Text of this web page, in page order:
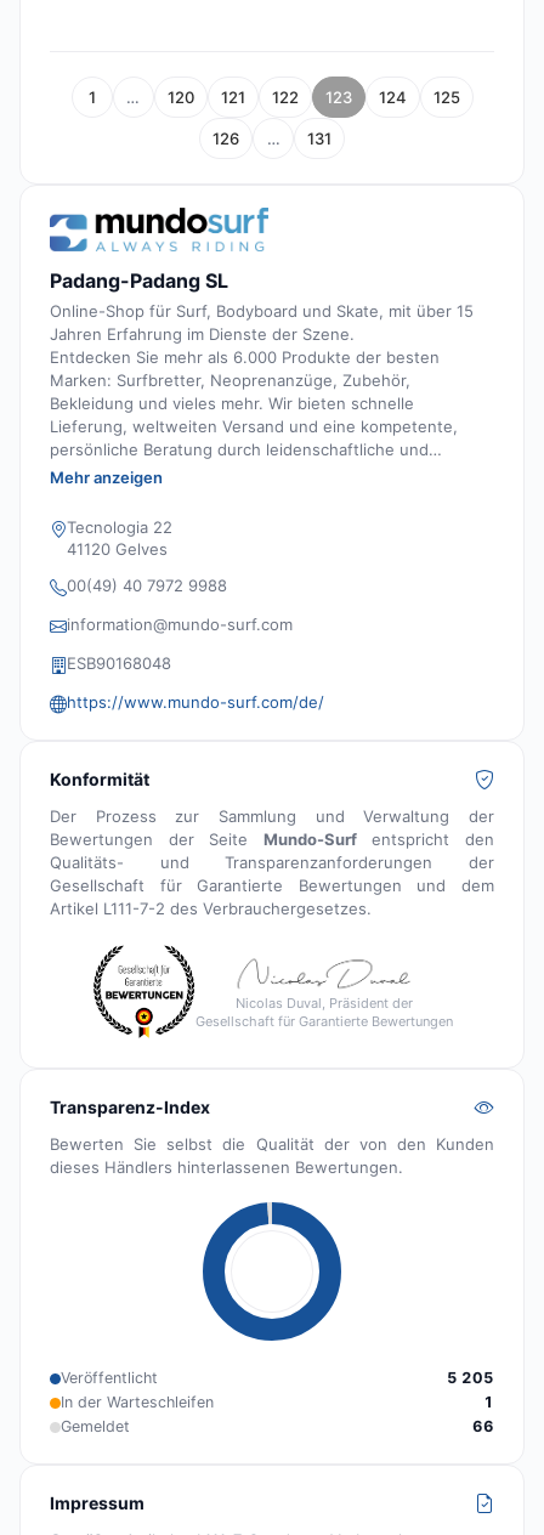
1 … 120 121 122 123 124 125
126 … 131
Padang-Padang SL
Online-Shop für Surf, Bodyboard und Skate, mit über 15
Jahren Erfahrung im Dienste der Szene.
Entdecken Sie mehr als 6.000 Produkte der besten
Marken: Surfbretter, Neoprenanzüge, Zubehör,
Bekleidung und vieles mehr. Wir bieten schnelle
Lieferung, weltweiten Versand und eine kompetente,
persönliche Beratung durch leidenschaftliche und
erfahrene Surfer.
Mehr anzeigen
Tecnologia 22
41120 Gelves
00(49) 40 7972 9988
information@mundo-surf.com
ESB90168048
https://www.mundo-surf.com/de/
Konformität
Der Prozess zur Sammlung und Verwaltung der
Bewertungen der Seite Mundo-Surfentspricht den
Qualitäts- und Transparenzanforderungen der
Gesellschaft für Garantierte Bewertungen und dem
Artikel L111-7-2 des Verbrauchergesetzes.
Nicolas Duval, Präsident der
Gesellschaft für Garantierte Bewertungen
Transparenz-Index
Bewerten Sie selbst die Qualität der von den Kunden
dieses Händlers hinterlassenen Bewertungen.
Veröffentlicht
5 205
In der Warteschleifen
1
Gemeldet
66
Impressum